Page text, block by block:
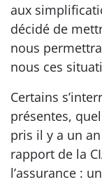
aux
décidé de
nous
nous ces
Certains
présentes,
pris il y a un
rapport de la
l’assurance :